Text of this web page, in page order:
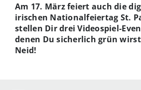
Am 17. März feiert auch die
irischen Nationalfeiertag St.
stellen Dir drei Videospiel-
denen Du sicherlich grün
Neid!